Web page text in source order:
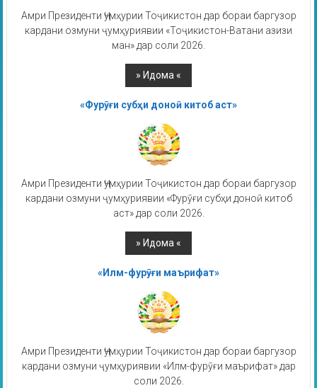
Амри Президенти Ҷумҳурии Тоҷикистон дар бораи баргузор
кардани озмуни ҷумҳуриявии «Тоҷикистон-Ватани азизи
ман» дар соли 2026.
«Фурӯғи субҳи доноӣ китоб аст»
Амри Президенти Ҷумҳурии Тоҷикистон дар бораи баргузор
кардани озмуни ҷумҳуриявии «Фурӯғи субҳи доноӣ китоб
аст» дар соли 2026.
«Илм-фурӯғи маърифат»
Амри Президенти Ҷумҳурии Тоҷикистон дар бораи баргузор
кардани озмуни ҷумҳуриявии «Илм-фурӯғи маърифат» дар
соли 2026.